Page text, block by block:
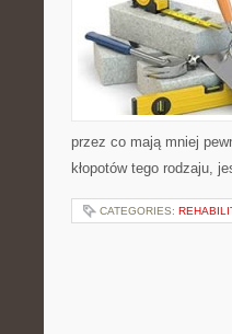
przez co mają mniej
kłopotów tego rodzaju,
CATEGORIES: